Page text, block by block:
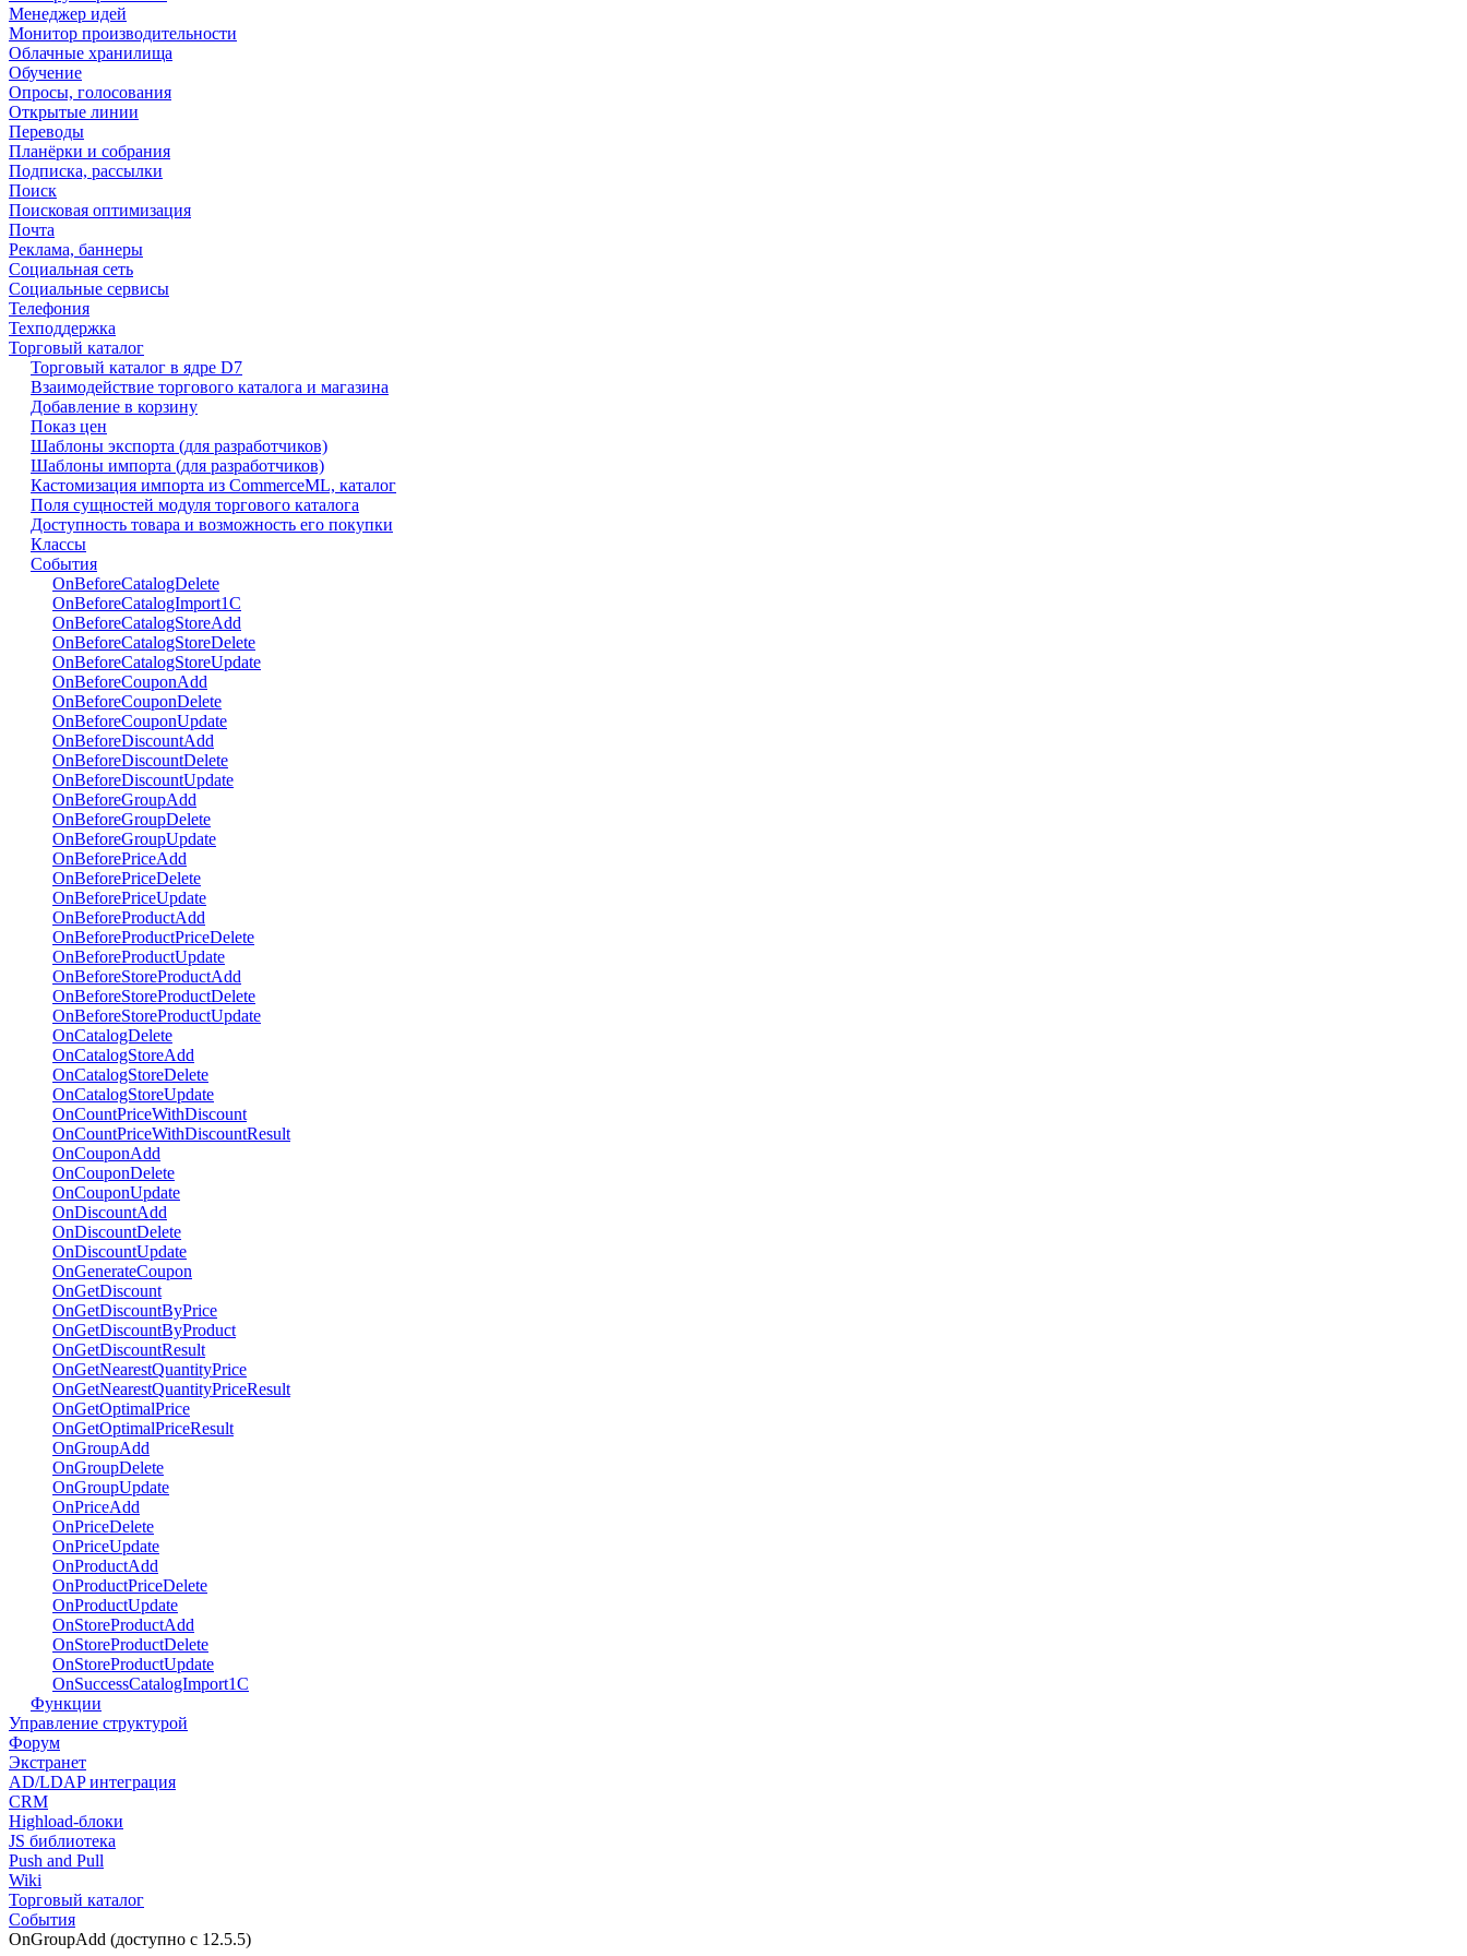
Менеджер идей
Монитор производительности
Облачные хранилища
Обучение
Опросы, голосования
Открытые линии
Переводы
Планёрки и собрания
Подписка, рассылки
Поиск
Поисковая оптимизация
Почта
Реклама, баннеры
Социальная сеть
Социальные сервисы
Телефония
Техподдержка
Торговый каталог
Торговый каталог в ядре D7
Взаимодействие торгового каталога и магазина
Добавление в корзину
Показ цен
Шаблоны экспорта (для разработчиков)
Шаблоны импорта (для разработчиков)
Кастомизация импорта из CommerceML, каталог
Поля сущностей модуля торгового каталога
Доступность товара и возможность его покупки
Классы
События
OnBeforeCatalogDelete
OnBeforeCatalogImport1C
OnBeforeCatalogStoreAdd
OnBeforeCatalogStoreDelete
OnBeforeCatalogStoreUpdate
OnBeforeCouponAdd
OnBeforeCouponDelete
OnBeforeCouponUpdate
OnBeforeDiscountAdd
OnBeforeDiscountDelete
OnBeforeDiscountUpdate
OnBeforeGroupAdd
OnBeforeGroupDelete
OnBeforeGroupUpdate
OnBeforePriceAdd
OnBeforePriceDelete
OnBeforePriceUpdate
OnBeforeProductAdd
OnBeforeProductPriceDelete
OnBeforeProductUpdate
OnBeforeStoreProductAdd
OnBeforeStoreProductDelete
OnBeforeStoreProductUpdate
OnCatalogDelete
OnCatalogStoreAdd
OnCatalogStoreDelete
OnCatalogStoreUpdate
OnCountPriceWithDiscount
OnCountPriceWithDiscountResult
OnCouponAdd
OnCouponDelete
OnCouponUpdate
OnDiscountAdd
OnDiscountDelete
OnDiscountUpdate
OnGenerateCoupon
OnGetDiscount
OnGetDiscountByPrice
OnGetDiscountByProduct
OnGetDiscountResult
OnGetNearestQuantityPrice
OnGetNearestQuantityPriceResult
OnGetOptimalPrice
OnGetOptimalPriceResult
OnGroupAdd
OnGroupDelete
OnGroupUpdate
OnPriceAdd
OnPriceDelete
OnPriceUpdate
OnProductAdd
OnProductPriceDelete
OnProductUpdate
OnStoreProductAdd
OnStoreProductDelete
OnStoreProductUpdate
OnSuccessCatalogImport1C
Функции
Управление структурой
Форум
Экстранет
AD/LDAP интеграция
CRM
Highload-блоки
JS библиотека
Push and Pull
Wiki
Торговый каталог
События
OnGroupAdd (доступно с 12.5.5)